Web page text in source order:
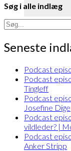
Søg i alle indlæg
Search
for:
Seneste
Podcast
Podcast
Tingleff
Podcast
Josefine Dige
Podcast
vildleder? |
Podcast
Anker Stripp